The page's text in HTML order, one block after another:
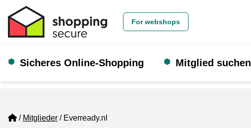
For webshops
Sicheres Online-Shopping Mitglied suchen
Home
Mitglieder Everready.nl